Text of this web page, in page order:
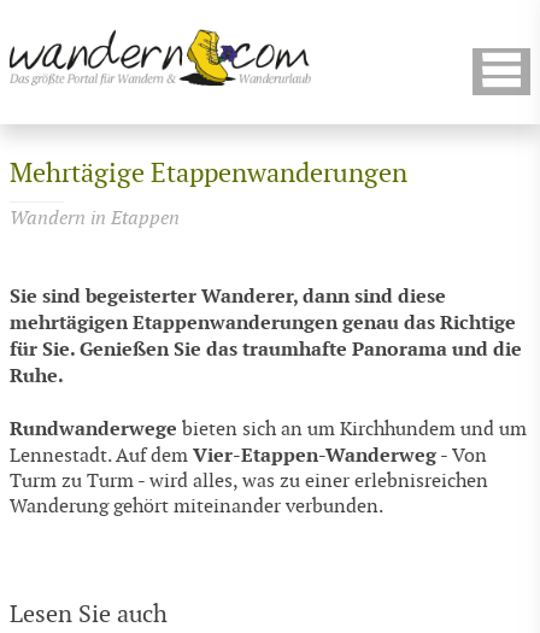
Mehrtägige Etappenwanderungen
Wandern in Etappen
Sie sind begeisterter Wanderer, dann sind diese
mehrtägigen Etappenwanderungen genau das Richtige
für Sie. Genießen Sie das traumhafte Panorama und die
Ruhe.
Rundwanderwege bieten sich an um Kirchhundem und um
Lennestadt. Auf dem Vier-Etappen-Wanderweg- Von
Turm zu Turm - wird alles, was zu einer erlebnisreichen
Wanderung gehört miteinander verbunden.
Lesen Sie auch